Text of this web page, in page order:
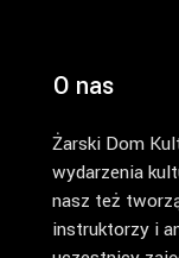
O nas
Żarski Dom
wydarzenia
nasz też
instruktorzy i